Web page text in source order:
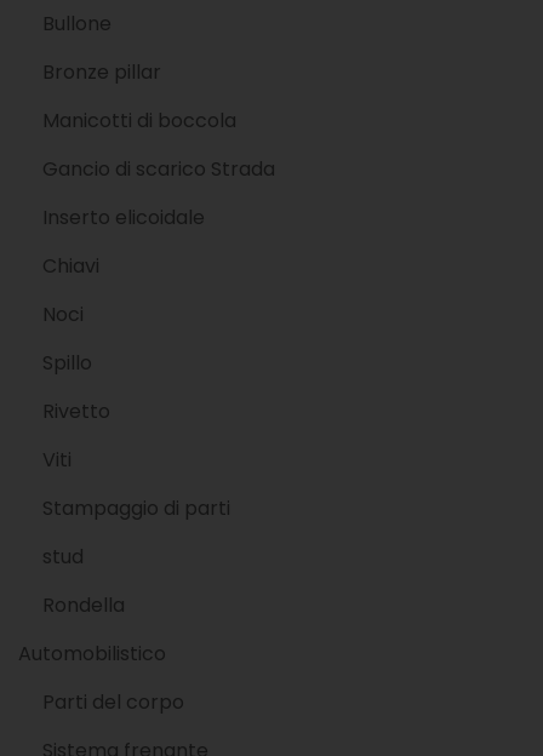
Bullone
Bronze pillar
Manicotti di boccola
Gancio di scarico Strada
Inserto elicoidale
Chiavi
Noci
Spillo
Rivetto
Viti
Stampaggio di parti
stud
Rondella
Automobilistico
Parti del corpo